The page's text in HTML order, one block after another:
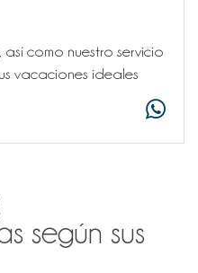
así como nuestro servicio
vacaciones ideales
según sus